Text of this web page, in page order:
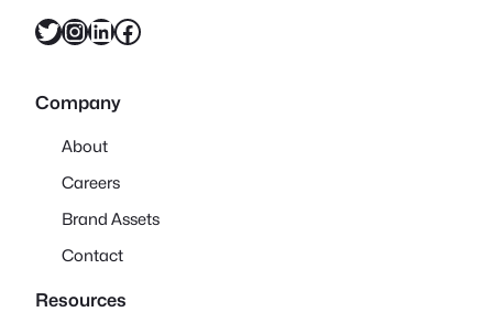
Twitter InstagramLinkedIn Facebook
Company
About
Careers
Brand Assets
Contact
Resources